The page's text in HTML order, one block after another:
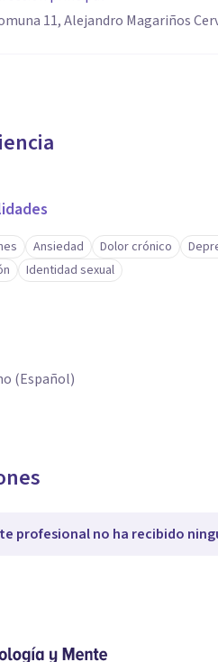
11, Alejandro Magariños
Ansiedad Dolor crónico
Identidad sexual
(Español)
profesional no ha recibido